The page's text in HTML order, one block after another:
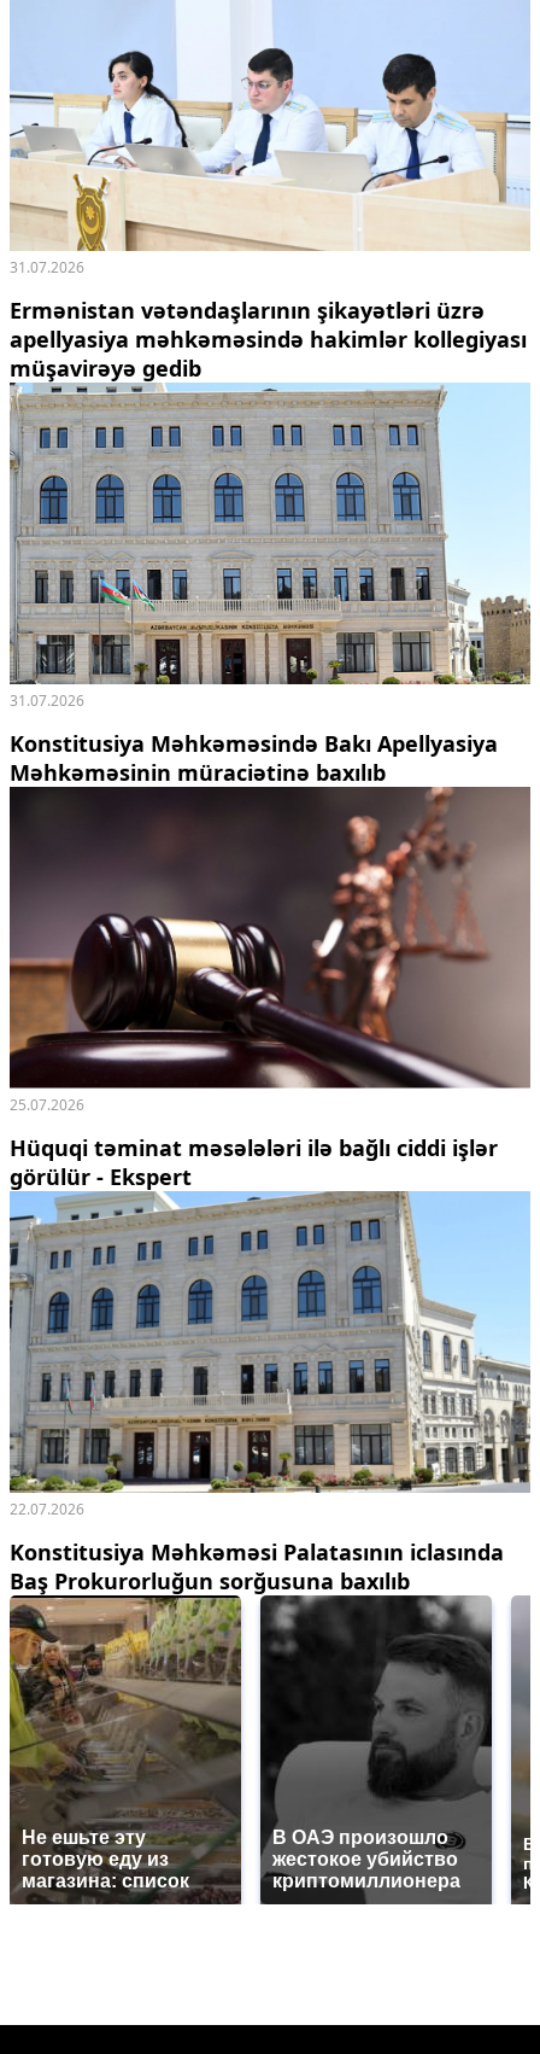
31.07.2026
Ermənistan vətəndaşlarının şikayətləri üzrə
apellyasiya məhkəməsində hakimlər kollegiyası
müşavirəyə gedib
31.07.2026
Konstitusiya Məhkəməsində Bakı Apellyasiya
Məhkəməsinin müraciətinə baxılıb
25.07.2026
Hüquqi təminat məsələləri ilə bağlı ciddi işlər
görülür - Ekspert
22.07.2026
Konstitusiya Məhkəməsi Palatasının iclasında
Baş Prokurorluğun sorğusuna baxılıb
Не ешьте эту
готовую еду из
магазина: список
В ОАЭ произошло
жестокое убийство
криптомиллионера